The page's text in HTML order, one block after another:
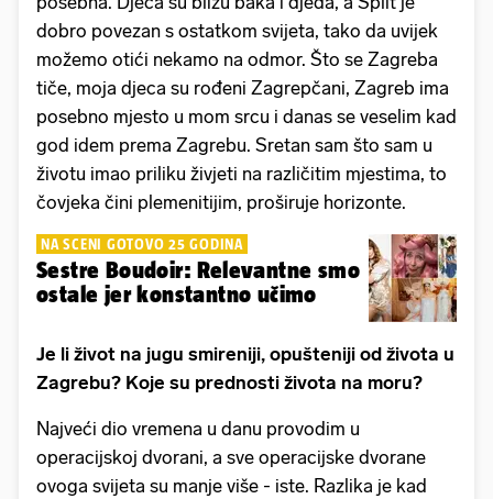
dobro povezan s ostatkom svijeta, tako da uvijek
možemo otići nekamo na odmor. Što se Zagreba
tiče, moja djeca su rođeni Zagrepčani, Zagreb ima
posebno mjesto u mom srcu i danas se veselim kad
god idem prema Zagrebu. Sretan sam što sam u
životu imao priliku živjeti na različitim mjestima, to
čovjeka čini plemenitijim, proširuje horizonte.
NA SCENI GOTOVO 25 GODINA
Sestre Boudoir: Relevantne smo
ostale jer konstantno učimo
Je li život na jugu smireniji, opušteniji od života u
Zagrebu? Koje su prednosti života na moru?
Najveći dio vremena u danu provodim u
operacijskoj dvorani, a sve operacijske dvorane
ovoga svijeta su manje više - iste. Razlika je kad